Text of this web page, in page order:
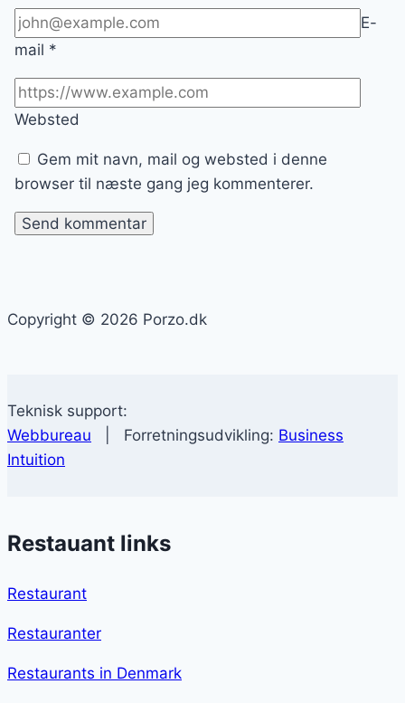
E-
mail *
Websted
Gem mit navn, mail og websted i denne
browser til næste gang jeg kommenterer.
Copyright © 2026 Porzo.dk
Teknisk support:
Webbureau | Forretningsudvikling: Business
Intuition
Restauant links
Restaurant
Restauranter
Restaurants in Denmark